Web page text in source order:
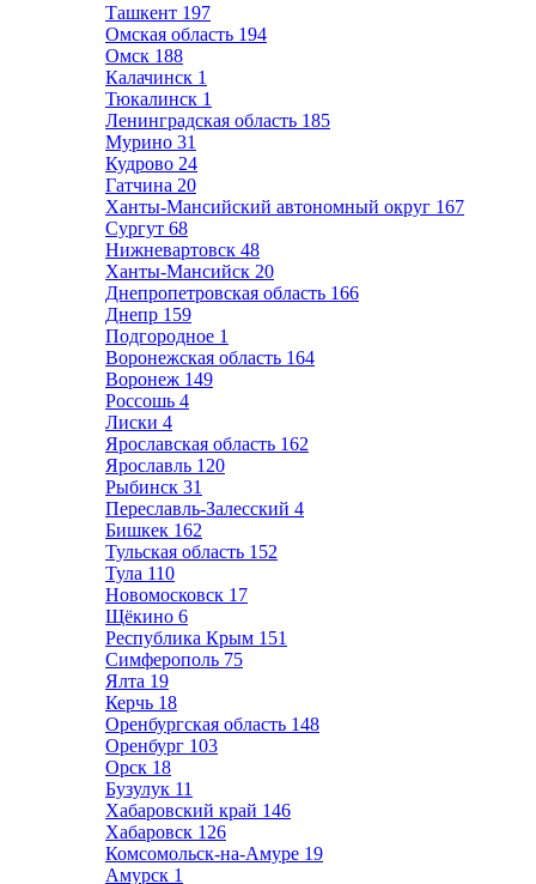
Ташкент 197
Омская область 194
Омск 188
Калачинск 1
Тюкалинск 1
Ленинградская область 185
Мурино 31
Кудрово 24
Гатчина 20
Ханты-Мансийский автономный округ 167
Сургут 68
Нижневартовск 48
Ханты-Мансийск 20
Днепропетровская область 166
Днепр 159
Подгородное 1
Воронежская область 164
Воронеж 149
Россошь 4
Лиски 4
Ярославская область 162
Ярославль 120
Рыбинск 31
Переславль-Залесский 4
Бишкек 162
Тульская область 152
Тула 110
Новомосковск 17
Щёкино 6
Республика Крым 151
Симферополь 75
Ялта 19
Керчь 18
Оренбургская область 148
Оренбург 103
Орск 18
Бузулук 11
Хабаровский край 146
Хабаровск 126
Комсомольск-на-Амуре 19
Амурск 1